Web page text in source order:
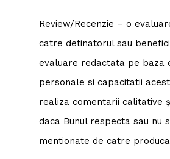
Review/Recenzie – o
catre detinatorul sau
evaluare redactata pe baza
personale si capacitatii
realiza comentarii calitative
daca Bunul respecta sau nu
mentionate de catre